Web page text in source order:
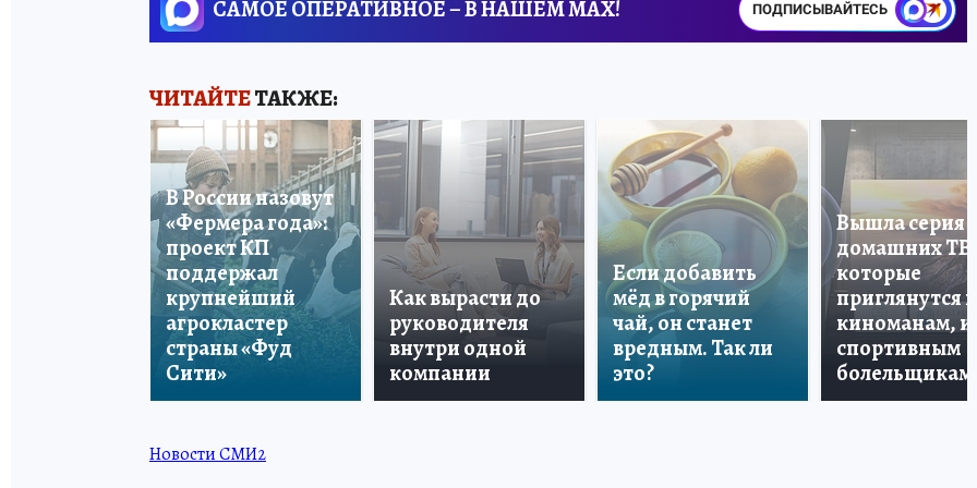
САМОЕ ОПЕРАТИВНОЕ – В НАШЕМ MAX! ПОДПИСЫВАЙТЕСЬ
ЧИТАЙТЕТАКЖЕ:
В России назовут
«Фермера года»:
проект КП
поддержал
крупнейший
агрокластер
страны «Фуд
Сити»
Как вырасти до
руководителя
внутри одной
компании
Если добавить
мёд в горячий
чай, он станет
вредным. Так ли
это?
Вышла серия
домашних ТВ,
которые
приглянутся и
киноманам, и
спортивным
болельщикам
Новости СМИ2